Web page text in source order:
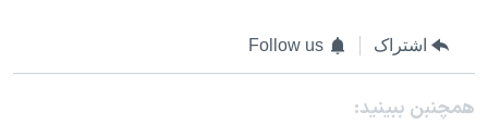
اشتراک Follow us
همچنبن ببینید: